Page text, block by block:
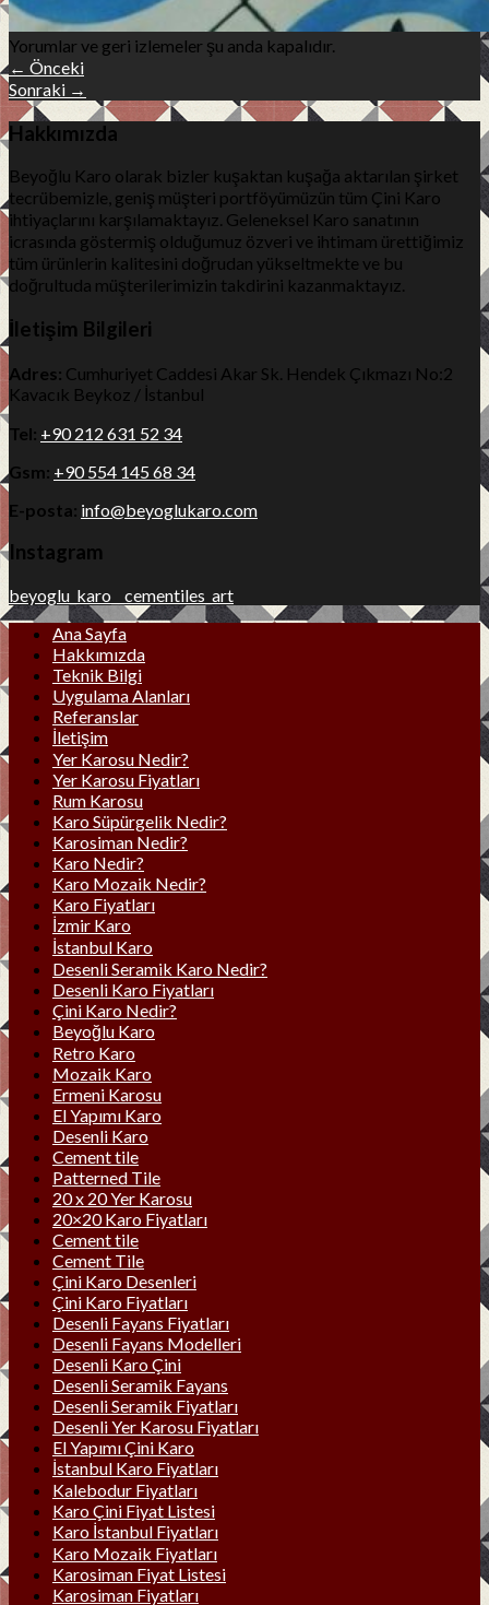
Yorumlar ve geri izlemeler şu anda kapalıdır.
← Önceki
Sonraki →
Hakkımızda
Beyoğlu Karo olarak bizler kuşaktan kuşağa aktarılan şirket
tecrübemizle, geniş müşteri portföyümüzün tüm Çini Karo
ihtiyaçlarını karşılamaktayız. Geleneksel Karo sanatının
icrasında göstermiş olduğumuz özveri ve ihtimam ürettiğimiz
tüm ürünlerin kalitesini doğrudan yükseltmekte ve bu
doğrultuda müşterilerimizin takdirini kazanmaktayız.
İletişim Bilgileri
Adres: Cumhuriyet Caddesi Akar Sk. Hendek Çıkmazı No:2
Kavacık Beykoz / İstanbul
Tel: +90 212 631 52 34
Gsm: +90 554 145 68 34
E-posta: info@beyoglukaro.com
Instagram
beyoglu_karo__cementiles_art
Ana Sayfa
Hakkımızda
Teknik Bilgi
Uygulama Alanları
Referanslar
İletişim
Yer Karosu Nedir?
Yer Karosu Fiyatları
Rum Karosu
Karo Süpürgelik Nedir?
Karosiman Nedir?
Karo Nedir?
Karo Mozaik Nedir?
Karo Fiyatları
İzmir Karo
İstanbul Karo
Desenli Seramik Karo Nedir?
Desenli Karo Fiyatları
Çini Karo Nedir?
Beyoğlu Karo
Retro Karo
Mozaik Karo
Ermeni Karosu
El Yapımı Karo
Desenli Karo
Cement tile
Patterned Tile
20 x 20 Yer Karosu
20×20 Karo Fiyatları
Cement tile
Cement Tile
Çini Karo Desenleri
Çini Karo Fiyatları
Desenli Fayans Fiyatları
Desenli Fayans Modelleri
Desenli Karo Çini
Desenli Seramik Fayans
Desenli Seramik Fiyatları
Desenli Yer Karosu Fiyatları
El Yapımı Çini Karo
İstanbul Karo Fiyatları
Kalebodur Fiyatları
Karo Çini Fiyat Listesi
Karo İstanbul Fiyatları
Karo Mozaik Fiyatları
Karosiman Fiyat Listesi
Karosiman Fiyatları